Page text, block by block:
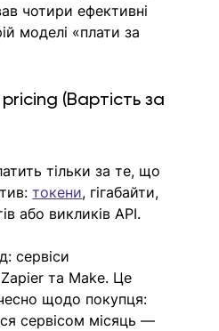
чотири ефективні
моделі «плати за
(Вартість за
тільки за те, що
токени, гігабайти,
або викликів API.
сервіси
Zapier та Make. Це
щодо покупця:
сервісом місяць —